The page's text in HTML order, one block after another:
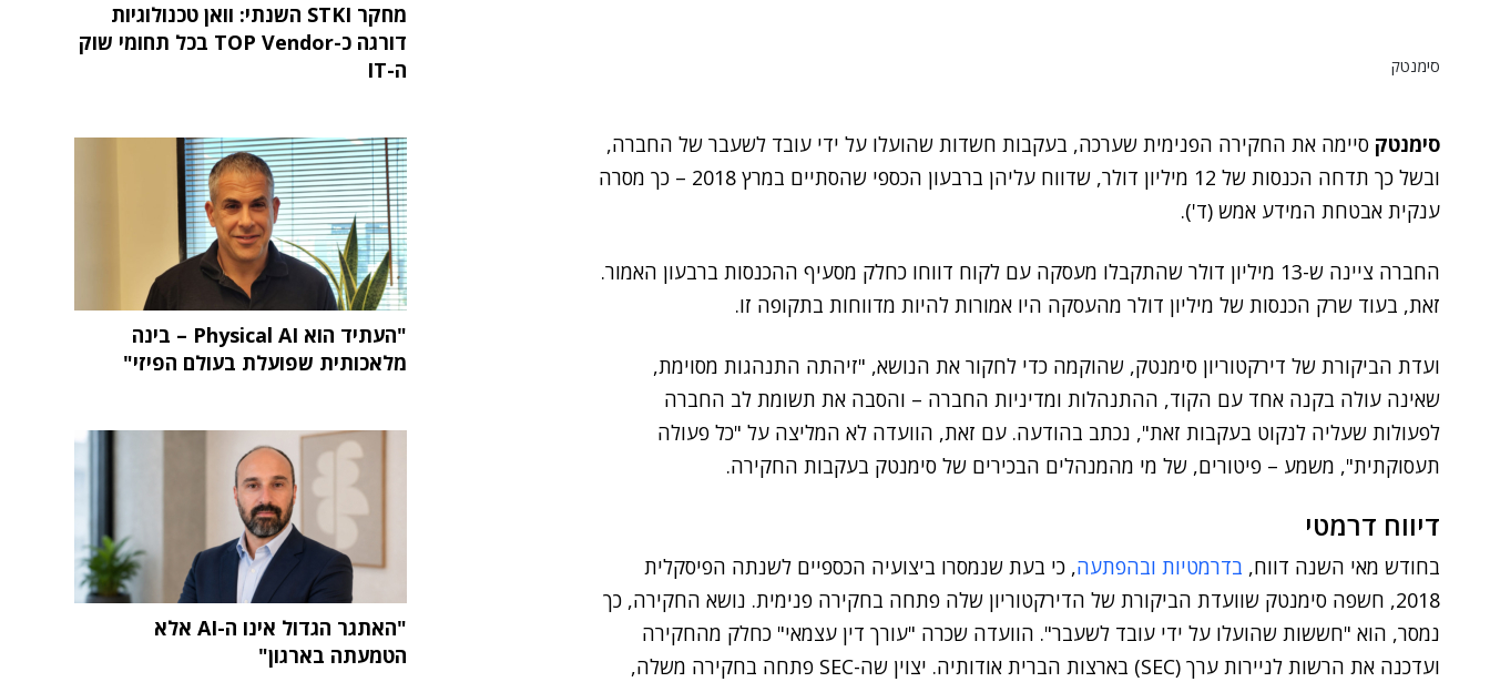
סימנטק
סימנטק סיימה את החקירה הפנימית שערכה, בעקבות חשדות שהועלו על ידי עובד לשעבר של החברה,
ובשל כך תדחה הכנסות של 12 מיליון דולר, שדווח עליהן ברבעון הכספי שהסתיים במרץ 2018 – כך מסרה
ענקית אבטחת המידע אמש (ד').
החברה ציינה ש-13 מיליון דולר שהתקבלו מעסקה עם לקוח דווחו כחלק מסעיף ההכנסות ברבעון האמור.
זאת, בעוד שרק הכנסות של מיליון דולר מהעסקה היו אמורות להיות מדווחות בתקופה זו.
ועדת הביקורת של דירקטוריון סימנטק, שהוקמה כדי לחקור את הנושא, "זיהתה התנהגות מסוימת,
שאינה עולה בקנה אחד עם הקוד, ההתנהלות ומדיניות החברה – והסבה את תשומת לב החברה
לפעולות שעליה לנקוט בעקבות זאת", נכתב בהודעה. עם זאת, הוועדה לא המליצה על "כל פעולה
תעסוקתית", משמע – פיטורים, של מי מהמנהלים הבכירים של סימנטק בעקבות החקירה.
דיווח דרמטי
בחודש מאי השנה דווח, בדרמטיות ובהפתעה, כי בעת שנמסרו ביצועיה הכספיים לשנתה הפיסקלית
2018, חשפה סימנטק שוועדת הביקורת של הדירקטוריון שלה פתחה בחקירה פנימית. נושא החקירה, כך
נמסר, הוא "חששות שהועלו על ידי עובד לשעבר". הוועדה שכרה "עורך דין עצמאי" כחלק מהחקירה
ועדכנה את הרשות לניירות ערך (SEC) בארצות הברית אודותיה. יצוין שה-SEC פתחה בחקירה משלה,
מחקר STKI השנתי: וואן טכנולוגיות
דורגה כ-TOP Vendor בכל תחומי שוק
ה-IT
"העתיד הוא Physical AI – בינה
מלאכותית שפועלת בעולם הפיזי"
"האתגר הגדול אינו ה-AI אלא
הטמעתה בארגון"